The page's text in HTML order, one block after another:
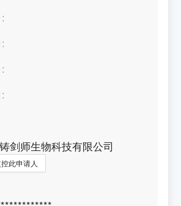
剑师生物科技有限公司
此申请人